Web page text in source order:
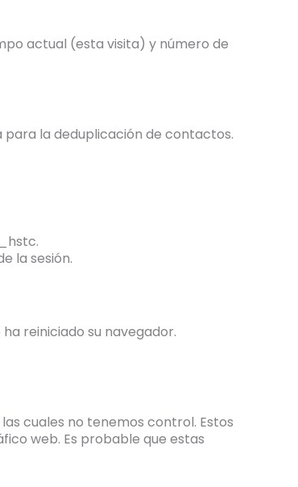
actual (esta visita) y número de
para la deduplicación de contactos.
la sesión.
reiniciado su navegador.
cuales no tenemos control. Estos
web. Es probable que estas